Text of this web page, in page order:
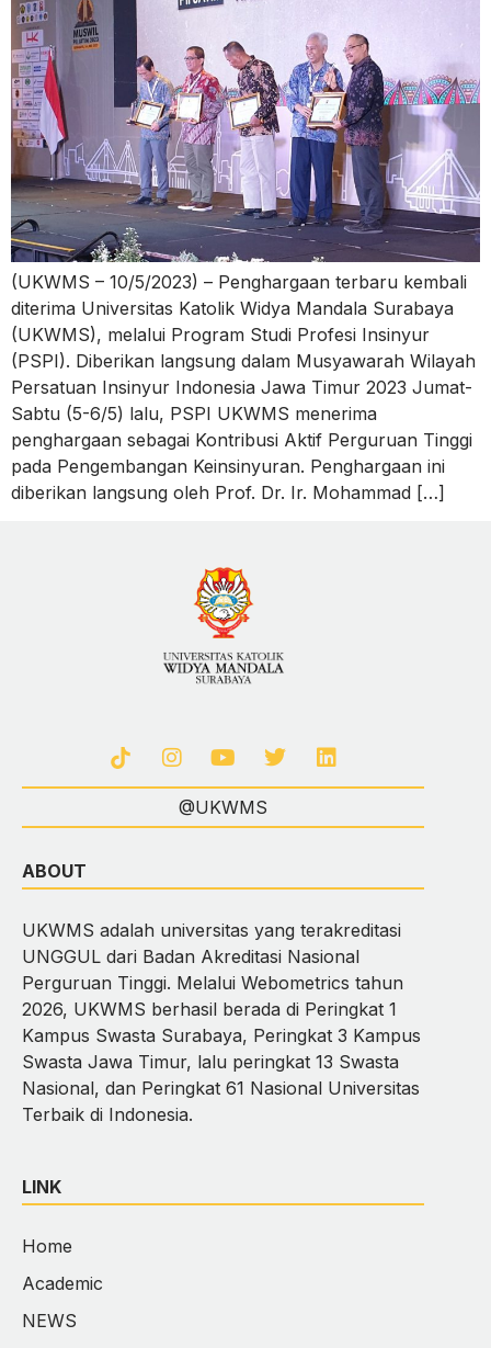
(UKWMS – 10/5/2023) – Penghargaan terbaru kembali
diterima Universitas Katolik Widya Mandala Surabaya
(UKWMS), melalui Program Studi Profesi Insinyur
(PSPI). Diberikan langsung dalam Musyawarah Wilayah
Persatuan Insinyur Indonesia Jawa Timur 2023 Jumat-
Sabtu (5-6/5) lalu, PSPI UKWMS menerima
penghargaan sebagai Kontribusi Aktif Perguruan Tinggi
pada Pengembangan Keinsinyuran. Penghargaan ini
diberikan langsung oleh Prof. Dr. Ir. Mohammad […]
@UKWMS
ABOUT
UKWMS adalah universitas yang terakreditasi
UNGGUL dari Badan Akreditasi Nasional
Perguruan Tinggi. Melalui Webometrics tahun
2026, UKWMS berhasil berada di Peringkat 1
Kampus Swasta Surabaya, Peringkat 3 Kampus
Swasta Jawa Timur, lalu peringkat 13 Swasta
Nasional, dan Peringkat 61 Nasional Universitas
Terbaik di Indonesia.
LINK
Home
Academic
NEWS